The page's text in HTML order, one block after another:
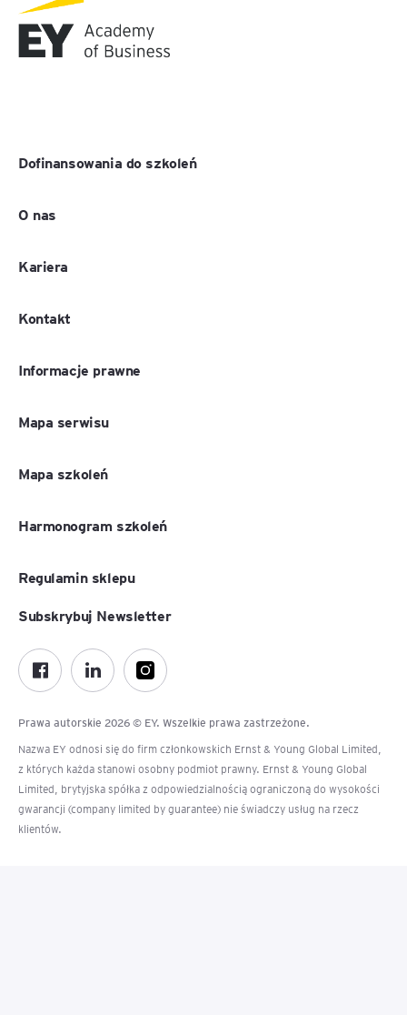
Dofinansowania do szkoleń
O nas
Kariera
Kontakt
Informacje prawne
Mapa serwisu
Mapa szkoleń
Harmonogram szkoleń
Regulamin sklepu
Prawa autorskie 2026 © EY. Wszelkie prawa zastrzeżone.
Nazwa EY odnosi się do firm członkowskich Ernst & Young Global Limited,
z których każda stanowi osobny podmiot prawny. Ernst & Young Global
Limited, brytyjska spółka z odpowiedzialnością ograniczoną do wysokości
gwarancji (company limited by guarantee) nie świadczy usług na rzecz
klientów.
Subskrybuj Newsletter